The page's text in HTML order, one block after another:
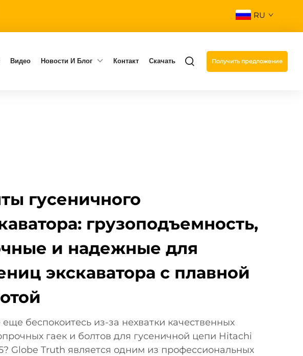
RU
Видео Новости И Блог Контакт Скачать Получить предложение
гусеничного
грузоподъемность,
и надежные для
экскаватора с плавной
беспокоитесь из-за нехватки качественных
гаек и болтов для гусеничной цепи Hitachi
Globe Truth является одним из профессиональных